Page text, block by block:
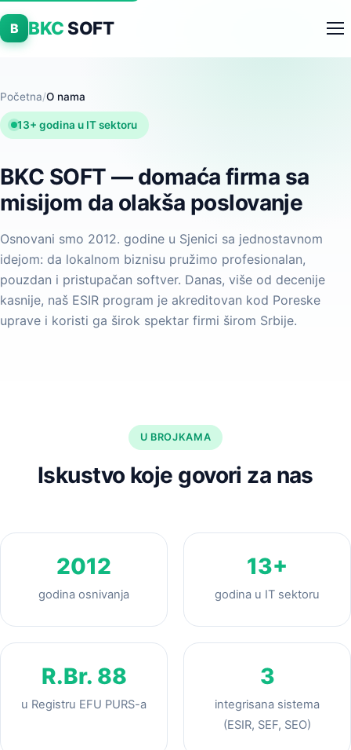
B BKC SOFT
Početna/O nama
13+ godina u IT sektoru
BKC SOFT — domaća firma sa
misijom da olakša poslovanje
Osnovani smo 2012. godine u Sjenici sa jednostavnom
idejom: da lokalnom biznisu pružimo profesionalan,
pouzdan i pristupačan softver. Danas, više od decenije
kasnije, naš ESIR program je akreditovan kod Poreske
uprave i koristi ga širok spektar firmi širom Srbije.
U BROJKAMA
Iskustvo koje govori za nas
2012
godina osnivanja
13+
godina u IT sektoru
R.Br. 88
u Registru EFU PURS-a
3
integrisana sistema
(ESIR, SEF, SEO)